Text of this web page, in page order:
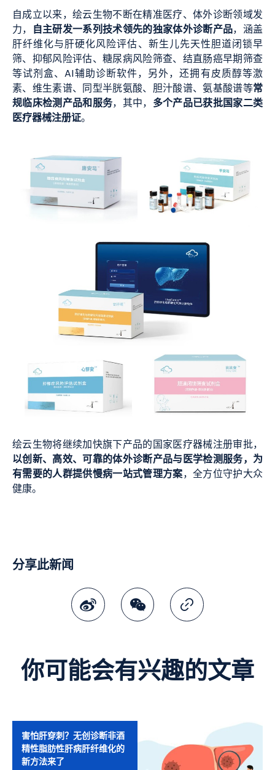
自成立以来，绘云生物不断在精准医疗、体外诊断领域发
力， 自主研发一系列技术领先的独家体外诊断产品，涵盖
肝纤维化与肝硬化风险评估、新生儿先天性胆道闭锁早
筛、抑郁风险评估、糖尿病风险筛查、结直肠癌早期筛查
等试剂盒、AI辅助诊断软件，另外，还拥有皮质醇等激
素、维生素谱、同型半胱氨酸、胆汁酸谱、氨基酸谱等常
规临床检测产品和服务，其中， 多个产品已获批国家二类
医疗器械注册证。
绘云生物将继续加快旗下产品的国家医疗器械注册审批，
以创新、高效、可靠的体外诊断产品与医学检测服务，为
有需要的人群提供慢病一站式管理方案，全方位守护大众
健康。
分享此新闻
你可能会有兴趣的文章
害怕肝穿刺？无创诊断非酒
精性脂肪性肝病肝纤维化的
新方法来了